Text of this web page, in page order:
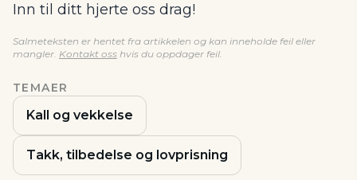
Inn til ditt hjerte oss drag!
Salmeteksten er hentet fra artikkelen og kan inneholde feil eller
mangler. Kontakt oss hvis du oppdager feil.
TEMAER
Kall og vekkelse
Takk, tilbedelse og lovprisning